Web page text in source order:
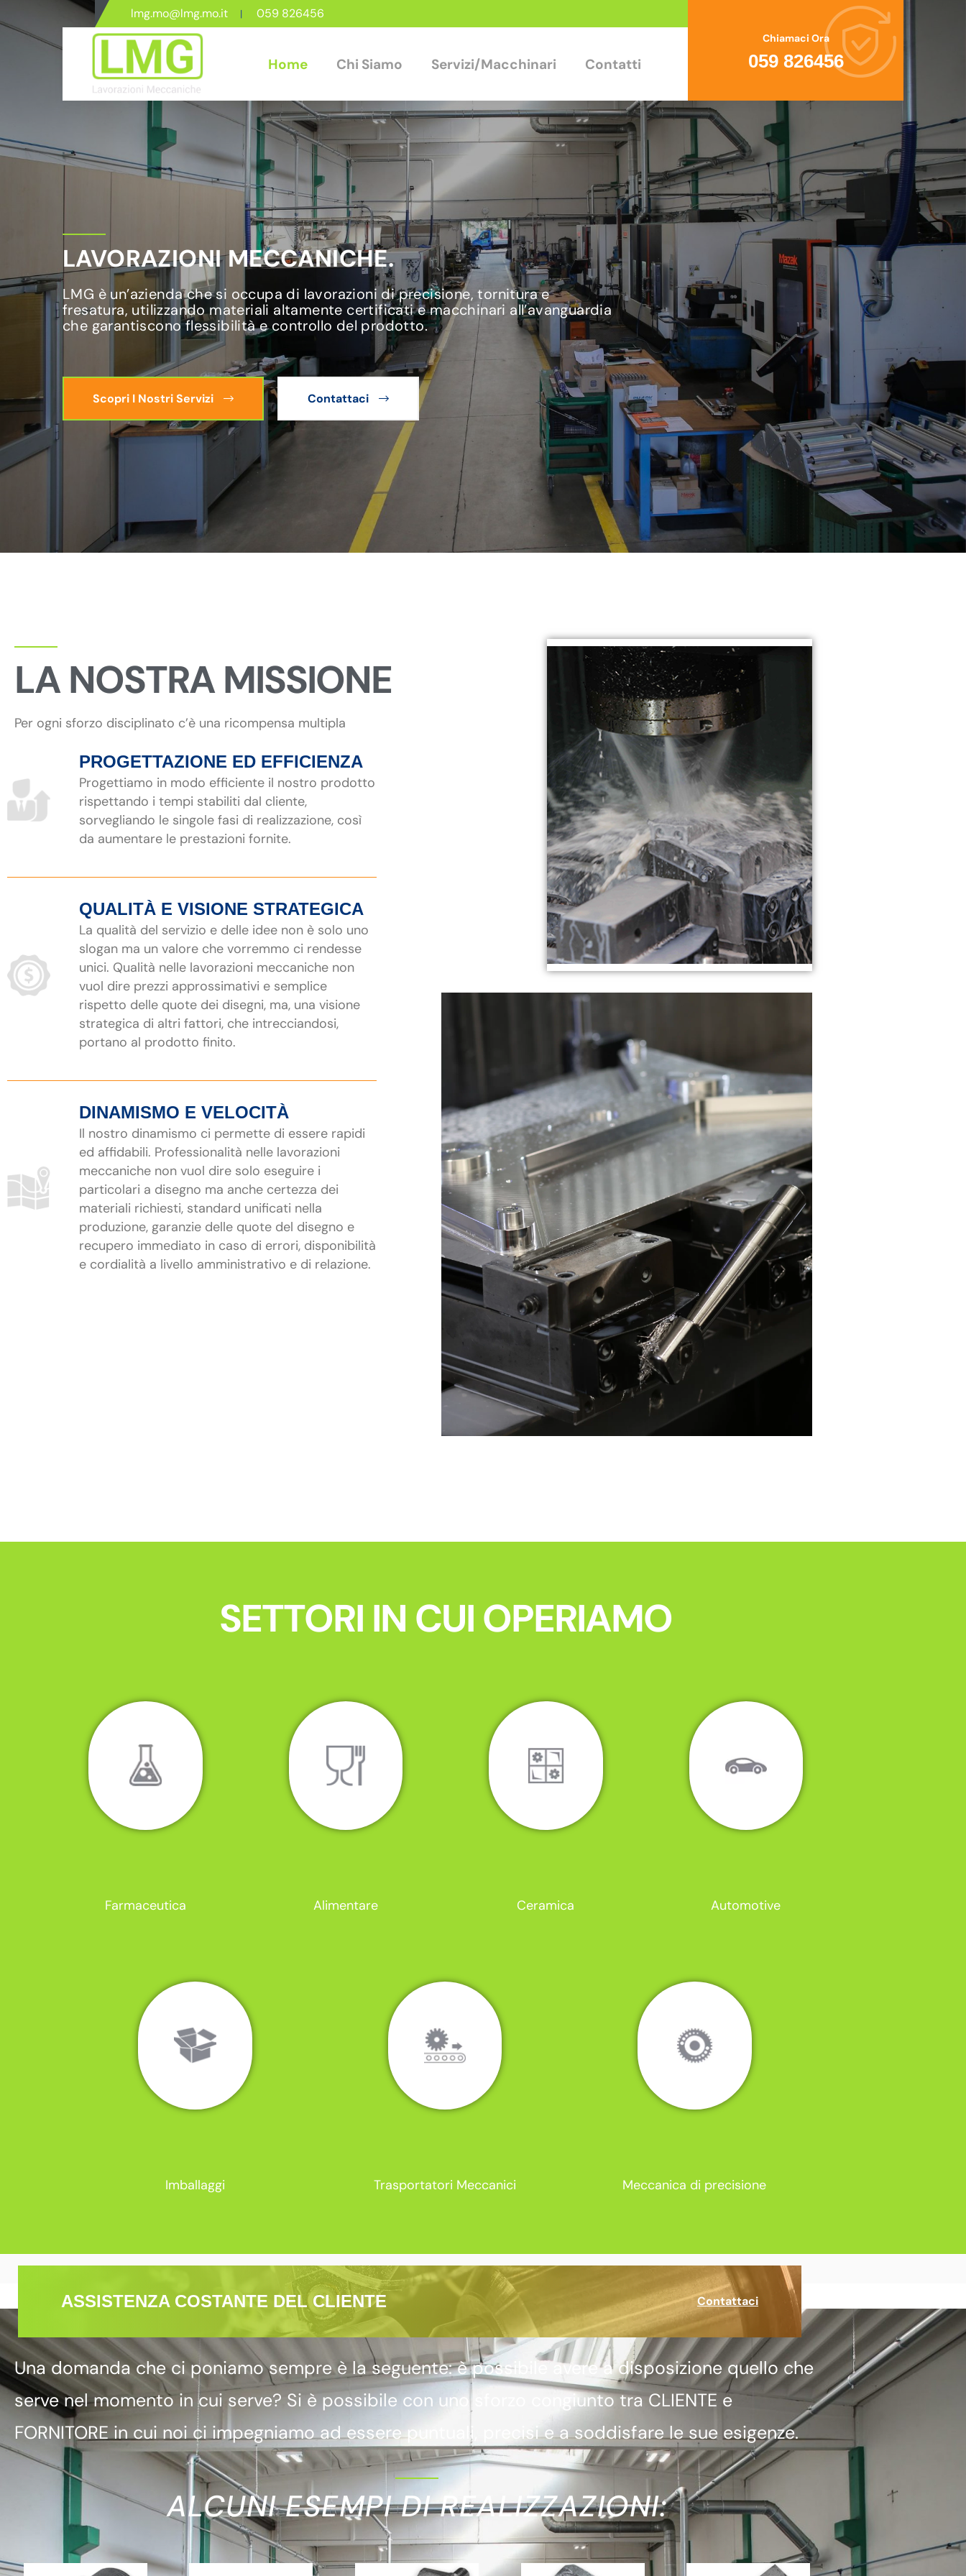
lmg.mo@lmg.mo.it 059 826456
Home Chi Siamo Servizi/Macchinari Contatti
Chiamaci Ora
059 826456
LAVORAZIONI MECCANICHE.
LMG è un’azienda che si occupa di lavorazioni di precisione, tornitura e
fresatura, utilizzando materiali altamente certificati e macchinari all’avanguardia
che garantiscono flessibilità e controllo del prodotto.
Scopri I Nostri Servizi Contattaci
LA NOSTRA MISSIONE
Per ogni sforzo disciplinato c’è una ricompensa multipla
PROGETTAZIONE ED EFFICIENZA
Progettiamo in modo efficiente il nostro prodotto
rispettando i tempi stabiliti dal cliente,
sorvegliando le singole fasi di realizzazione, così
da aumentare le prestazioni fornite.
QUALITÀ E VISIONE STRATEGICA
La qualità del servizio e delle idee non è solo uno
slogan ma un valore che vorremmo ci rendesse
unici. Qualità nelle lavorazioni meccaniche non
vuol dire prezzi approssimativi e semplice
rispetto delle quote dei disegni, ma, una visione
strategica di altri fattori, che intrecciandosi,
portano al prodotto finito.
DINAMISMO E VELOCITÀ
Il nostro dinamismo ci permette di essere rapidi
ed affidabili. Professionalità nelle lavorazioni
meccaniche non vuol dire solo eseguire i
particolari a disegno ma anche certezza dei
materiali richiesti, standard unificati nella
produzione, garanzie delle quote del disegno e
recupero immediato in caso di errori, disponibilità
e cordialità a livello amministrativo e di relazione.
SETTORI IN CUI OPERIAMO
Farmaceutica Alimentare Ceramica Automotive
Imballaggi Trasportatori Meccanici Meccanica di precisione
ASSISTENZA COSTANTE DEL CLIENTE Contattaci
Una domanda che ci poniamo sempre è la seguente: è possibile avere a disposizione quello che
serve nel momento in cui serve? Si è possibile con uno sforzo congiunto tra CLIENTE e
FORNITORE in cui noi ci impegniamo ad essere puntuali, precisi e a soddisfare le sue esigenze.
ALCUNI ESEMPI DI REALIZZAZIONI: